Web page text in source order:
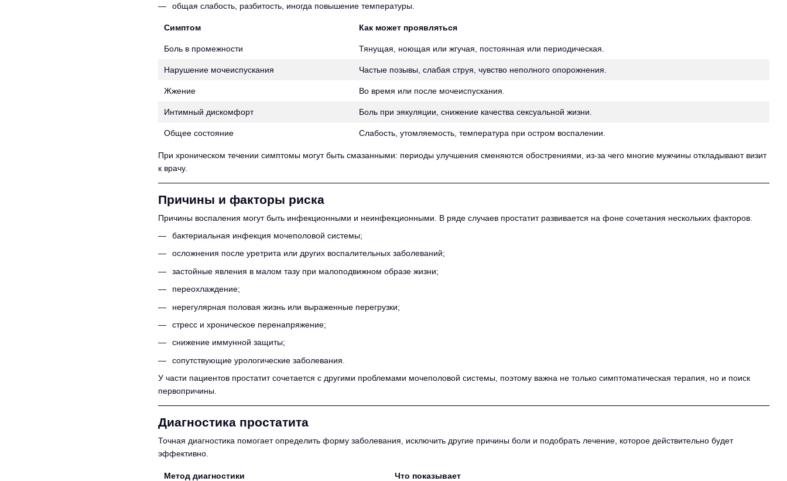
общая слабость, разбитость, иногда повышение температуры.
Симптом Как может проявляться
Боль в промежности Тянущая, ноющая или жгучая, постоянная или периодическая.
Нарушение мочеиспускания Частые позывы, слабая струя, чувство неполного опорожнения.
Жжение Во время или после мочеиспускания.
Интимный дискомфорт Боль при эякуляции, снижение качества сексуальной жизни.
Общее состояние Слабость, утомляемость, температура при остром воспалении.
При хроническом течении симптомы могут быть смазанными: периоды улучшения сменяются обострениями, из-за чего многие мужчины откладывают визит
к врачу.
Причины и факторы риска
Причины воспаления могут быть инфекционными и неинфекционными. В ряде случаев простатит развивается на фоне сочетания нескольких факторов.
бактериальная инфекция мочеполовой системы;
осложнения после уретрита или других воспалительных заболеваний;
застойные явления в малом тазу при малоподвижном образе жизни;
переохлаждение;
нерегулярная половая жизнь или выраженные перегрузки;
стресс и хроническое перенапряжение;
снижение иммунной защиты;
сопутствующие урологические заболевания.
У части пациентов простатит сочетается с другими проблемами мочеполовой системы, поэтому важна не только симптоматическая терапия, но и поиск
первопричины.
Диагностика простатита
Точная диагностика помогает определить форму заболевания, исключить другие причины боли и подобрать лечение, которое действительно будет
эффективно.
Метод диагностики Что показывает